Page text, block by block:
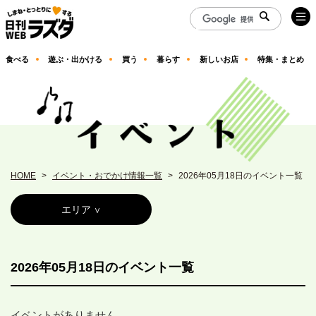
食べる 遊ぶ・出かける 買う 暮らす 新しいお店 特集・まとめ
HOME イベント・おでかけ情報一覧 2026年05月18日のイベント一覧
エリア
2026年05月18日のイベント一覧